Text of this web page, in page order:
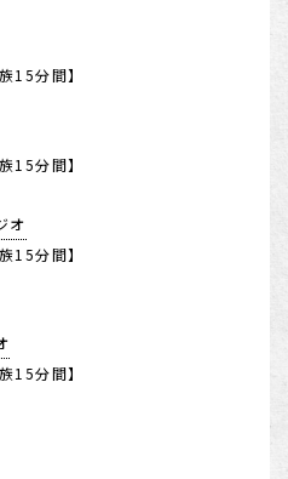
分間】
分間】
オ
分間】
分間】